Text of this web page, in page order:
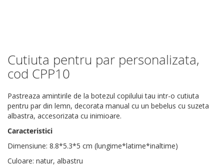
Cutiuta pentru par personalizata,
cod CPP10
Pastreaza amintirile de la botezul copilului tau intr-o cutiuta
pentru par din lemn, decorata manual cu un bebelus cu suzeta
albastra, accesorizata cu inimioare.
Caracteristici
Dimensiune: 8.8*5.3*5 cm (lungime*latime*inaltime)
Culoare: natur, albastru
Skip
to
the
of
the
images
gallery